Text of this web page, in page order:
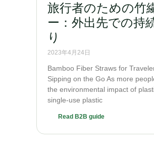
旅行者のための竹
ー：外出先での持
り
2023年4月24日
Bamboo Fiber Straws for
Sipping on the Go As more
the environmental impact of
single-use plastic
Read B2B guide